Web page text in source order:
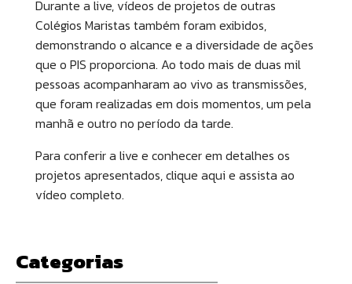
Durante a live, vídeos de projetos de outras
Colégios Maristas também foram exibidos,
demonstrando o alcance e a diversidade de ações
que o PIS proporciona. Ao todo mais de duas mil
pessoas acompanharam ao vivo as transmissões,
que foram realizadas em dois momentos, um pela
manhã e outro no período da tarde.
Para conferir a live e conhecer em detalhes os
projetos apresentados, clique aqui e assista ao
vídeo completo.
Categorias